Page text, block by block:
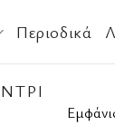
Περιοδικά